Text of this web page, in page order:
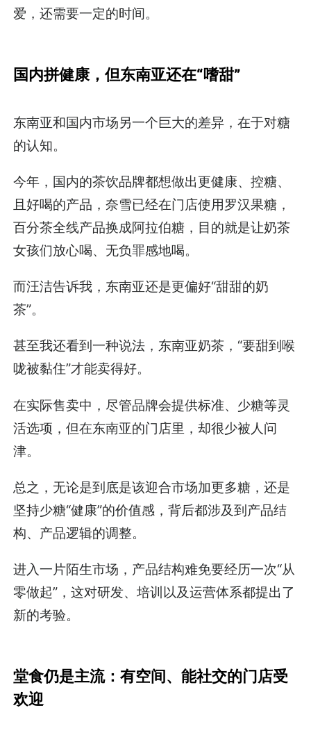
爱，还需要一定的时间。
国内拼健康，但东南亚还在“嗜甜”
东南亚和国内市场另一个巨大的差异，在于对糖
的认知。
今年，国内的茶饮品牌都想做出更健康、控糖、
且好喝的产品，奈雪已经在门店使用罗汉果糖，
百分茶全线产品换成阿拉伯糖，目的就是让奶茶
女孩们放心喝、无负罪感地喝。
而汪洁告诉我，东南亚还是更偏好“甜甜的奶
茶”。
甚至我还看到一种说法，东南亚奶茶，“要甜到喉
咙被黏住”才能卖得好。
在实际售卖中，尽管品牌会提供标准、少糖等灵
活选项，但在东南亚的门店里，却很少被人问
津。
总之，无论是到底是该迎合市场加更多糖，还是
坚持少糖“健康”的价值感，背后都涉及到产品结
构、产品逻辑的调整。
进入一片陌生市场，产品结构难免要经历一次“从
零做起”，这对研发、培训以及运营体系都提出了
新的考验。
堂食仍是主流：有空间、能社交的门店受
欢迎